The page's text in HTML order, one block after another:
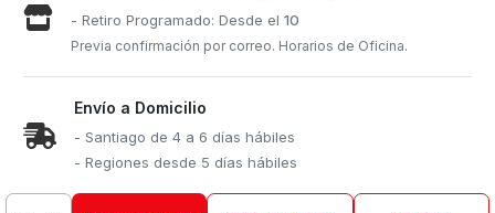
- Retiro Programado: Desde el10
Previa confirmación por correo. Horarios de Oficina.
Envío a Domicilio
- Santiago de 4 a 6 días hábiles
- Regiones desde 5 días hábiles